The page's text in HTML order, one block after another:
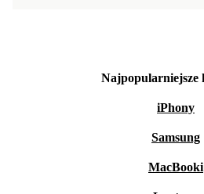
Najpopularniejsze
iPhony
Samsung
MacBooki